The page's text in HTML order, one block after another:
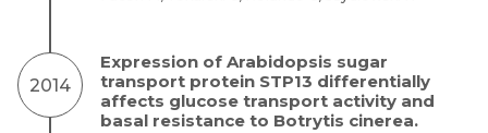
2014
Expression of Arabidopsis sugar
transport protein STP13 differentially
affects glucose transport activity and
basal resistance to Botrytis cinerea.